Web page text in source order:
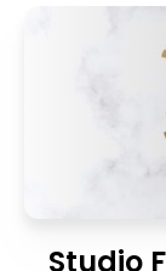
Studio